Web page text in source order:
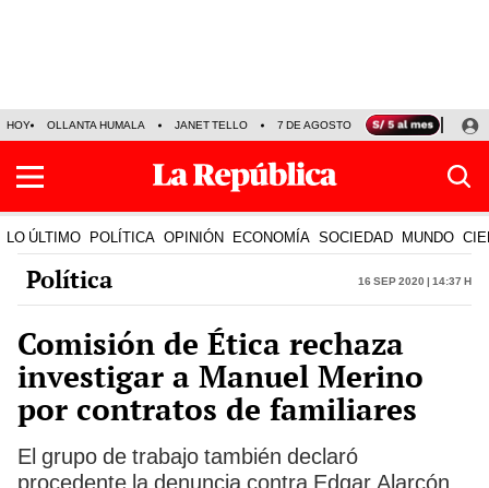
HOY OLLANTA HUMALA JANET TELLO 7 DE AGOSTO TINKA RESULTADOS
LO ÚLTIMO POLÍTICA OPINIÓN ECONOMÍA SOCIEDAD MUNDO
Política 16 Sep 2020 | 14:37 h
Comisión de Ética rechaza
investigar a Manuel Merino
por contratos de familiares
El grupo de trabajo también declaró
procedente la denuncia contra Edgar Alarcón